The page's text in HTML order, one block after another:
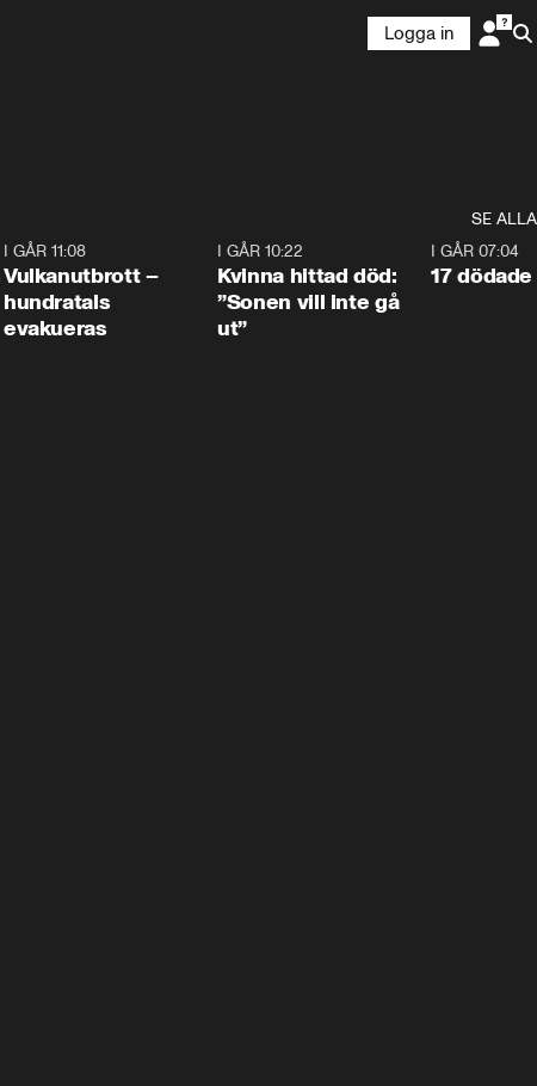
Logga in
SE ALLA
I GÅR 11:08
Vulkanutbrott –
hundratals
evakueras
I GÅR 10:22
Kvinna hittad död:
”Sonen vill inte gå
ut”
I GÅR 07:04
17